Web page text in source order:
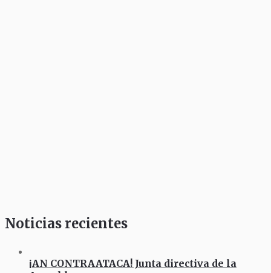
Noticias recientes
¡AN CONTRAATACA! Junta directiva de la